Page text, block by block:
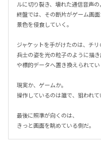
ルに切り裂き、壊れた通信音声の
終盤では、その断片がゲーム画
景色を侵食していく。
ジャケットを手がけたのは、チ
兵士の姿を光の粒子のように描
や標的データへ置き換えられて
現実か、ゲームか。
操作しているのは誰で、狙われて
最後に照準が向くのは、
きっと画面を眺めている側だ。